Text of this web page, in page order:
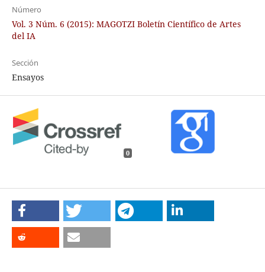
Número
Vol. 3 Núm. 6 (2015): MAGOTZI Boletín Científico de Artes
del IA
Sección
Ensayos
0